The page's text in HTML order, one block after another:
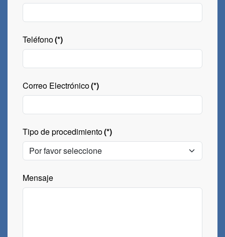
Teléfono(*)
Correo Electrónico(*)
Tipo de procedimiento(*)
Mensaje